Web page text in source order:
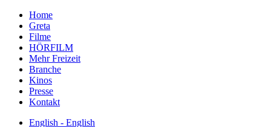
Home
Greta
Filme
HÖRFILM
Mehr Freizeit
Branche
Kinos
Presse
Kontakt
English - English